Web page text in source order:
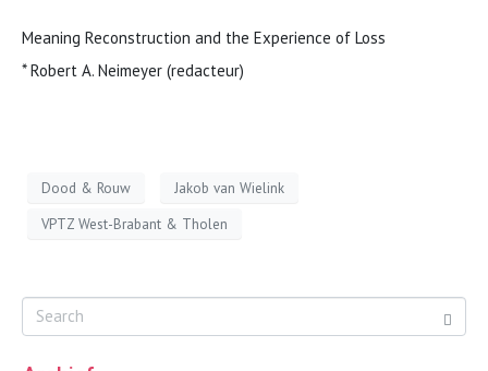
Meaning Reconstruction and the Experience of Loss
* Robert A. Neimeyer (redacteur)
Dood & Rouw
Jakob van Wielink
VPTZ West-Brabant & Tholen